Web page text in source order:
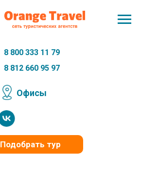
Подобрать тур
Офисы
8 812 660 95 97
8 800 333 11 79